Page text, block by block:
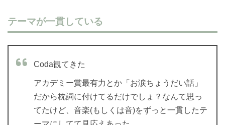
テーマが一貫している
Coda観てきた
アカデミー賞最有力とか「お涙ちょうだい話」
だから枕詞に付けてるだけでしょ？なんて思っ
てたけど、音楽(もしくは音)をずっと一貫したテ